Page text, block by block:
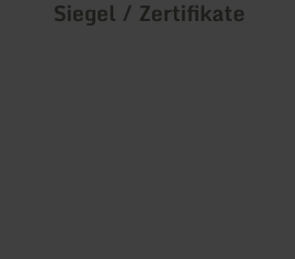
Siegel / Zertifikate